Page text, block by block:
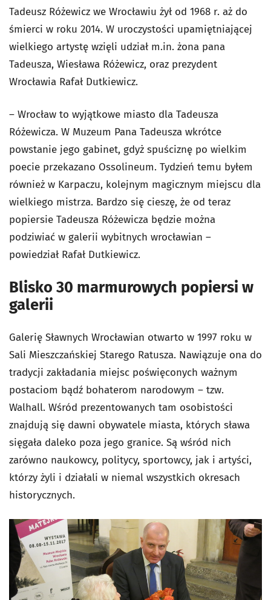
Tadeusz Różewicz we Wrocławiu żył od 1968 r. aż do
śmierci w roku 2014. W uroczystości upamiętniającej
wielkiego artystę wzięli udział m.in. żona pana
Tadeusza, Wiesława Różewicz, oraz prezydent
Wrocławia Rafał Dutkiewicz.
– Wrocław to wyjątkowe miasto dla Tadeusza
Różewicza. W Muzeum Pana Tadeusza wkrótce
powstanie jego gabinet, gdyż spuściznę po wielkim
poecie przekazano Ossolineum. Tydzień temu byłem
również w Karpaczu, kolejnym magicznym miejscu dla
wielkiego mistrza. Bardzo się cieszę, że od teraz
popiersie Tadeusza Różewicza będzie można
podziwiać w galerii wybitnych wrocławian –
powiedział Rafał Dutkiewicz.
Blisko 30 marmurowych popiersi w
galerii
Galerię Sławnych Wrocławian otwarto w 1997 roku w
Sali Mieszczańskiej Starego Ratusza. Nawiązuje ona do
tradycji zakładania miejsc poświęconych ważnym
postaciom bądź bohaterom narodowym – tzw.
Walhall. Wśród prezentowanych tam osobistości
znajdują się dawni obywatele miasta, których sława
sięgała daleko poza jego granice. Są wśród nich
zarówno naukowcy, politycy, sportowcy, jak i artyści,
którzy żyli i działali w niemal wszystkich okresach
historycznych.